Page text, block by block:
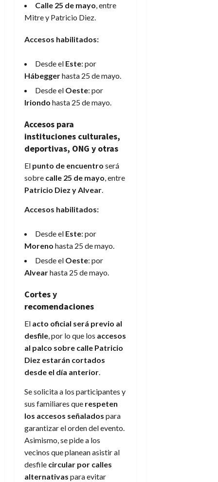
Calle 25 de mayo, entre
Mitre y Patricio Diez.
Accesos habilitados:
Desde el Este: por
Hábeggerhasta 25 de mayo.
Desde el Oeste: por
Iriondo hasta 25 de mayo.
Accesos para
instituciones culturales,
deportivas, ONG y otras
El punto de encuentro será
sobre calle 25 de mayo, entre
Patricio Diez y Alvear.
Accesos habilitados:
Desde el Este: por
Moreno hasta 25 de mayo.
Desde el Oeste: por
Alvearhasta 25 de mayo.
Cortes y
recomendaciones
El acto oficial será previo al
desfile, por lo que los accesos
al palco sobre calle Patricio
Diez estarán cortados
desde el día anterior.
Se solicita a los participantes y
sus familiares que respeten
los accesos señalados para
garantizar el orden del evento.
Asimismo, se pide a los
vecinos que planean asistir al
desfile circular por calles
alternativas para evitar